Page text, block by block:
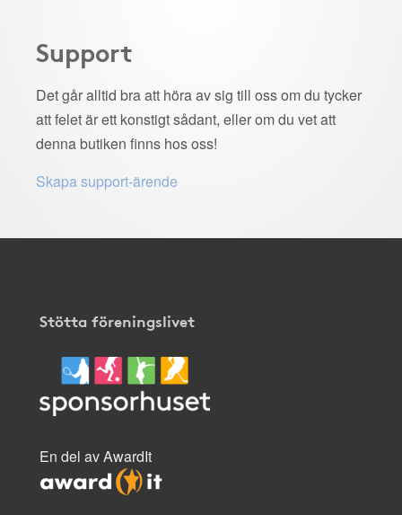
Support
Det går alltid bra att höra av sig till oss om du tycker
att felet är ett konstigt sådant, eller om du vet att
denna butiken finns hos oss!
Skapa support-ärende
Stötta föreningslivet
En del av AwardIt